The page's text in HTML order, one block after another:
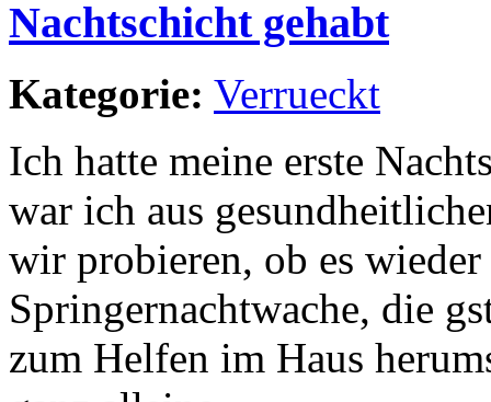
Nachtschicht gehabt
Kategorie: Verrueckt
Ich hatte meine erste
war ich aus
wir probieren, ob es
Springernachtwache, die
zum Helfen im Haus